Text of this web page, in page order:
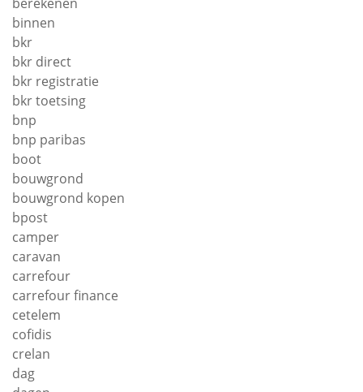
binnen
bkr
bkr direct
bkr registratie
bkr toetsing
bnp
bnp paribas
boot
bouwgrond
bouwgrond kopen
bpost
camper
caravan
carrefour
carrefour finance
cetelem
cofidis
crelan
dag